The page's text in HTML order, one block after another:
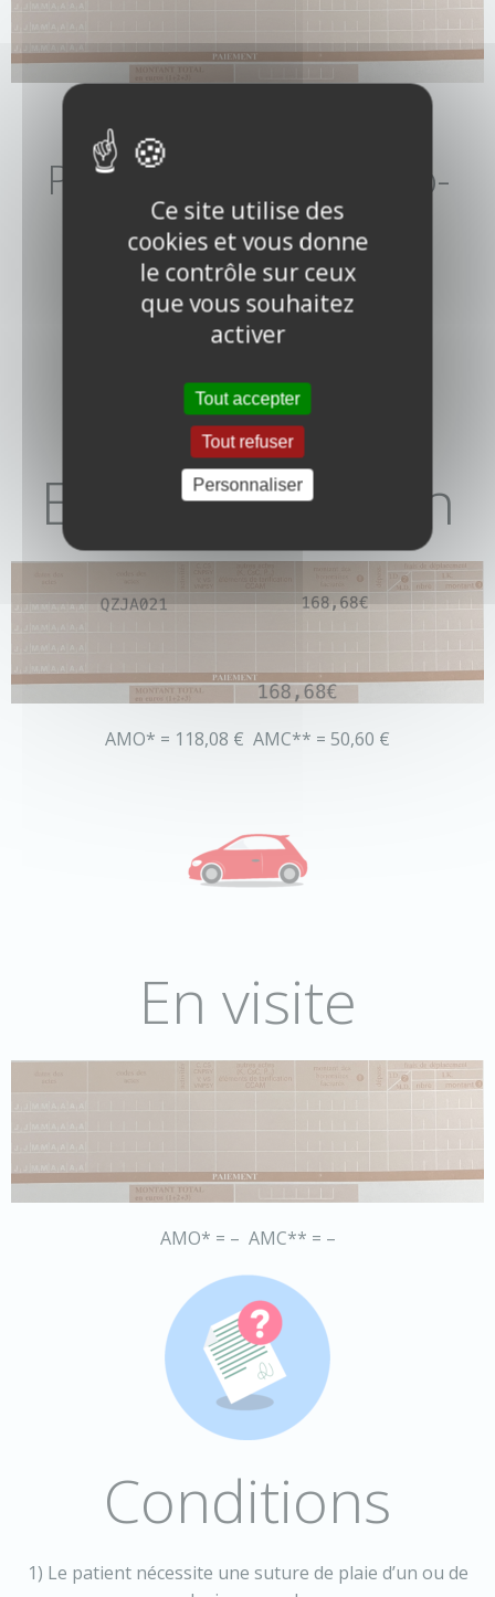
Plusieurs plaies pulpo-
unguéales (QZJA021)
En consultation
AMO* = 118,08 € AMC** = 50,60 €
En visite
AMO* = – AMC** = –
Conditions
1) Le patient nécessite une suture de plaie d’un ou de
Ce site utilise des
cookies et vous donne
le contrôle sur ceux
que vous souhaitez
activer
Tout accepter
Tout refuser
Personnaliser